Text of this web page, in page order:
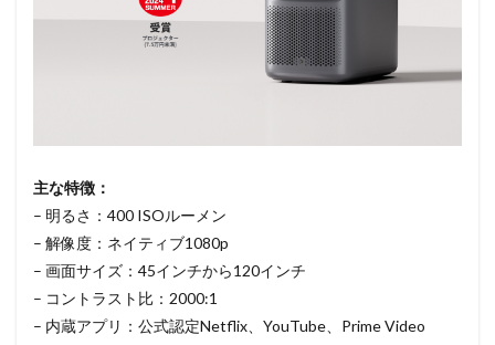
主な特徴：
– 明るさ：400 ISOルーメン
– 解像度：ネイティブ1080p
– 画面サイズ：45インチから120インチ
– コントラスト比：2000:1
– 内蔵アプリ：公式認定Netflix、YouTube、 Prime Video